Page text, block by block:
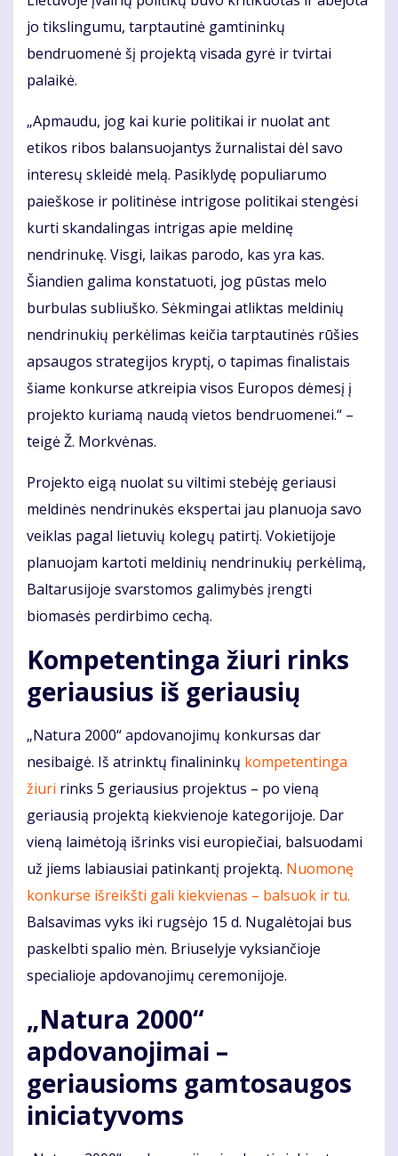
jo tikslingumu, tarptautinė gamtininkų
bendruomenė šį projektą visada gyrė ir tvirtai
palaikė.
„Apmaudu, jog kai kurie politikai ir nuolat ant
etikos ribos balansuojantys žurnalistai dėl savo
interesų skleidė melą. Pasiklydę populiarumo
paieškose ir politinėse intrigose politikai stengėsi
kurti skandalingas intrigas apie meldinę
nendrinukę. Visgi, laikas parodo, kas yra kas.
Šiandien galima konstatuoti, jog pūstas melo
burbulas subliuško. Sėkmingai atliktas meldinių
nendrinukių perkėlimas keičia tarptautinės rūšies
apsaugos strategijos kryptį, o tapimas finalistais
šiame konkurse atkreipia visos Europos dėmesį į
projekto kuriamą naudą vietos bendruomenei.“ –
teigė Ž. Morkvėnas.
Projekto eigą nuolat su viltimi stebėję geriausi
meldinės nendrinukės ekspertai jau planuoja savo
veiklas pagal lietuvių kolegų patirtį. Vokietijoje
planuojam kartoti meldinių nendrinukių perkėlimą,
Baltarusijoje svarstomos galimybės įrengti
biomasės perdirbimo cechą.
Kompetentinga žiuri rinks
geriausius iš geriausių
„Natura 2000“ apdovanojimų konkursas dar
nesibaigė. Iš atrinktų finalininkų kompetentinga
žiuri rinks 5 geriausius projektus – po vieną
geriausią projektą kiekvienoje kategorijoje. Dar
vieną laimėtoją išrinks visi europiečiai, balsuodami
už jiems labiausiai patinkantį projektą. Nuomonę
konkurse išreikšti gali kiekvienas – balsuok ir tu.
Balsavimas vyks iki rugsėjo 15 d. Nugalėtojai bus
paskelbti spalio mėn. Briuselyje vyksiančioje
specialioje apdovanojimų ceremonijoje.
„Natura 2000“
apdovanojimai –
geriausioms gamtosaugos
iniciatyvoms